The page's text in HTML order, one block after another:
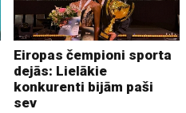
Eiropas čempioni sporta
dejās: Lielākie
konkurenti bijām paši
sev